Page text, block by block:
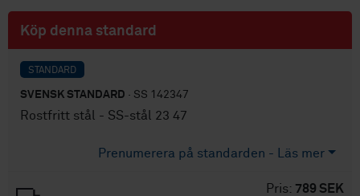
Köp denna standard
STANDARD
SVENSK STANDARD · SS 142347
Rostfritt stål - SS-stål 23 47
Prenumerera på standarden - Läs mer
Pris: 789 SEK